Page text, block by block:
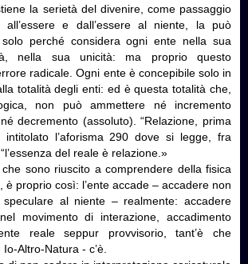
la serietà del divenire, come passaggio
all’essere e dall’essere al niente, la può
solo perché considera ogni ente nella sua
nella sua unicità: ma proprio questo
radicale. Ogni ente è concepibile solo in
totalità degli enti: ed è questa totalità che,
non può ammettere né incremento
decremento (assoluto). “Relazione, prima
intitolato l’aforisma 290 dove si legge, fra
del reale è relazione.»
sono riuscito a comprendere della fisica
è proprio così: l’ente accade – accadere non
al niente – realmente: accadere
movimento di interazione, accadimento
reale seppur provvisorio, tant’è che
Io-Altro-Natura - c’è.